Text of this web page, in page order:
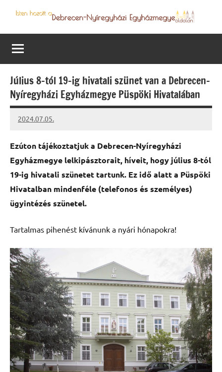
content
Debrecen-
Nyíregyházi
Egyházmegye
programjai
Július 8-tól 19-ig hivatali szünet van a Debrecen-
Nyíregyházi Egyházmegye Püspöki Hivatalában
2024.07.05.
kovacs.agi
Ezúton tájékoztatjuk a Debrecen-Nyíregyházi
Egyházmegye lelkipásztorait, híveit, hogy július 8-tól
19-ig hivatali szünetet tartunk. Ez idő alatt a Püspöki
Hivatalban mindenféle (telefonos és személyes)
ügyintézés szünetel.
Tartalmas pihenést kívánunk a nyári hónapokra!